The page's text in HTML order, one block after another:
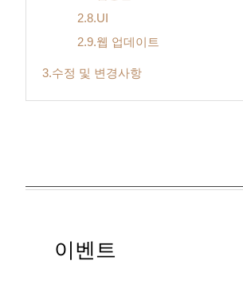
2.8.UI
2.9.웹 업데이트
3.수정 및 변경사항
이벤트